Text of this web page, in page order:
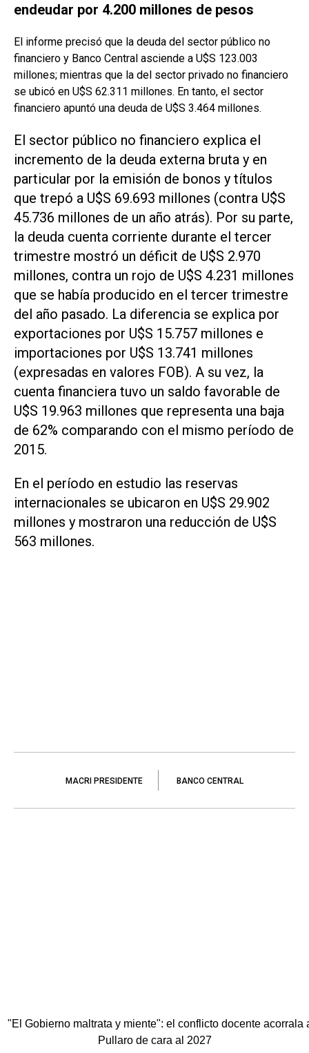
endeudar por 4.200 millones de pesos
El informe precisó que la deuda del sector público no
financiero y Banco Central asciende a U$S 123.003
millones; mientras que la del sector privado no financiero
se ubicó en U$S 62.311 millones. En tanto, el sector
financiero apuntó una deuda de U$S 3.464 millones.
El sector público no financiero explica el
incremento de la deuda externa bruta y en
particular por la emisión de bonos y títulos
que trepó a U$S 69.693 millones (contra U$S
45.736 millones de un año atrás). Por su parte,
la deuda cuenta corriente durante el tercer
trimestre mostró un déficit de U$S 2.970
millones, contra un rojo de U$S 4.231 millones
que se había producido en el tercer trimestre
del año pasado. La diferencia se explica por
exportaciones por U$S 15.757 millones e
importaciones por U$S 13.741 millones
(expresadas en valores FOB). A su vez, la
cuenta financiera tuvo un saldo favorable de
U$S 19.963 millones que representa una baja
de 62% comparando con el mismo período de
2015.
En el período en estudio las reservas
internacionales se ubicaron en U$S 29.902
millones y mostraron una reducción de U$S
563 millones.
MACRI PRESIDENTE BANCO CENTRAL